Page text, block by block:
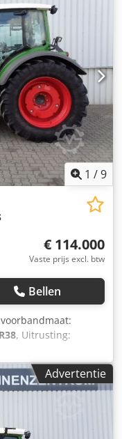
1 /9
€ 114.000
Vaste prijs excl. btw
Bellen
, Uitrusting:
Egnos VarioGuide
2x200 kg Vario TMS
S Eeysck
Advertentie